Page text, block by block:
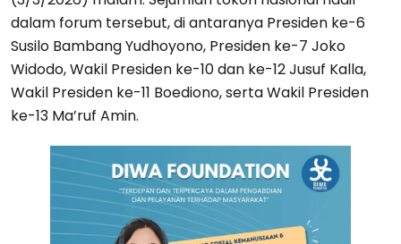
dalam forum tersebut, di antaranya Presiden ke-6
Susilo Bambang Yudhoyono, Presiden ke-7 Joko
Widodo, Wakil Presiden ke-10 dan ke-12 Jusuf Kalla,
Wakil Presiden ke-11 Boediono, serta Wakil Presiden
ke-13 Ma’ruf Amin.